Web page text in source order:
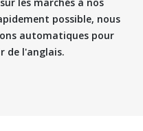
les marchés à nos
possible, nous
automatiques pour
de l'anglais.